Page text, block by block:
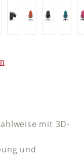
5 Sternen
mit 3D-
und